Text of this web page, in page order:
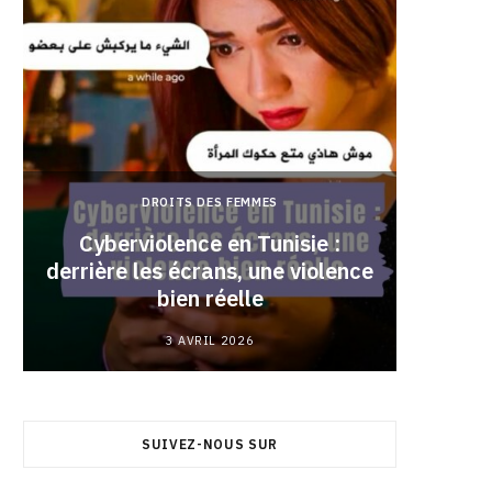
DROITS DES FEMMES
Cyberviolence en Tunisie :
derrière les écrans, une violence
bien réelle
3 AVRIL 2026
SUIVEZ-NOUS SUR